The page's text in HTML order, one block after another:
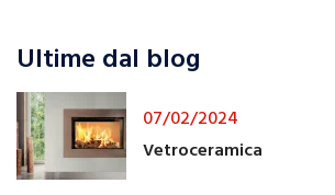
Ultime dal blog
07/02/2024
Vetroceramica